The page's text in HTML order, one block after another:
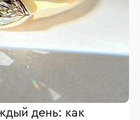
день: как